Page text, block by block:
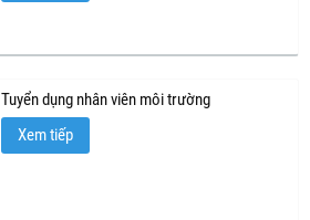
Tuyển dụng nhân viên môi trường
Xem tiếp